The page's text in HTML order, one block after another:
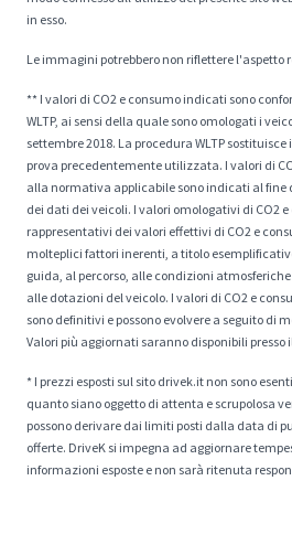
in esso.
Le immagini potrebbero non riflettere l'aspetto
** I valori di CO2 e consumo indicati sono
WLTP, ai sensi della quale sono omologati i
settembre 2018. La procedura WLTP
prova precedentemente utilizzata. I valori di
alla normativa applicabile sono indicati al fine
dei dati dei veicoli. I valori omologativi di CO2 e
rappresentativi dei valori effettivi di CO2 e
molteplici fattori inerenti, a titolo
guida, al percorso, alle condizioni
alle dotazioni del veicolo. I valori di CO2 e
sono definitivi e possono evolvere a seguito di
Valori più aggiornati saranno disponibili presso
* I prezzi esposti sul sito drivek.it non sono
quanto siano oggetto di attenta e scrupolosa
possono derivare dai limiti posti dalla data di
offerte. DriveK si impegna ad aggiornare
informazioni esposte e non sarà ritenuta